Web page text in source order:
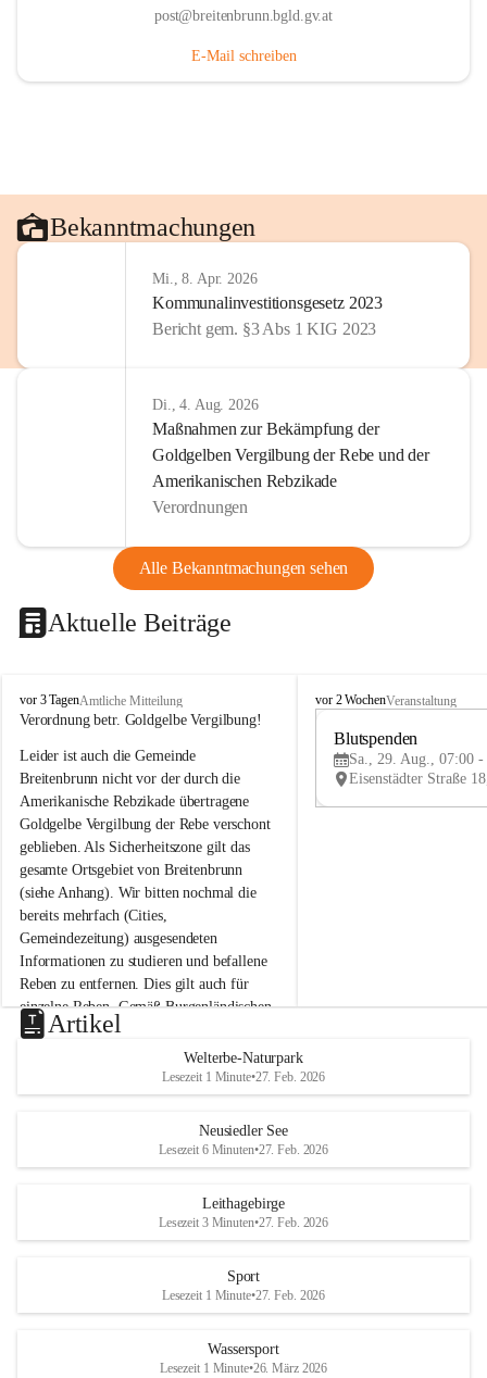
post@breitenbrunn.bgld.gv.at
E-Mail schreiben
Bekanntmachungen
Mi., 8. Apr. 2026
Kommunalinvestitionsgesetz 2023
Bericht gem. §3 Abs 1 KIG 2023
Di., 4. Aug. 2026
Maßnahmen zur Bekämpfung der
Goldgelben Vergilbung der Rebe und der
Amerikanischen Rebzikade
Verordnungen
Alle Bekanntmachungen sehen
Aktuelle Beiträge
B
r
i
t
e
n
b
r
u
n
n
a
m
N
e
u
s
d
S
vor 3 TagenAmtliche Mitteilung
Verordnung betr. Goldgelbe Vergilbung!
Leider ist auch die Gemeinde
Breitenbrunn nicht vor der durch die
Amerikanische Rebzikade übertragene
Goldgelbe Vergilbung der Rebe verschont
geblieben. Als Sicherheitszone gilt das
gesamte Ortsgebiet von Breitenbrunn
(siehe Anhang). Wir bitten nochmal die
bereits mehrfach (Cities,
Gemeindezeitung) ausgesendeten
Informationen zu studieren und befallene
Reben zu entfernen. Dies gilt auch für
einzelne Reben. Gemäß Burgenländischen
Weinbaugesetz sind nicht gepflegte oder
unzulässige Weingärten zu roden! Bitte
helfen wir zusammen um unsere Winzer
vor den prognostizierten Ernteausfällen
und den daraus folgenden wirtschaftlichen
Maßnahmen zur Bekämpfung
Rebe und der Amerikanischen
Anhang VBl. EU Nr. 18
B
e
u
e
d
r
S
vor 2 WochenVeranstaltung
Blutspenden
Sa., 29. Aug., 07:00 -
Artikel
Welterbe-Naturpark
Lesezeit 1 Minute•27. Feb. 2026
Neusiedler See
Lesezeit 6 Minuten•27. Feb. 2026
Leithagebirge
Lesezeit 3 Minuten•27. Feb. 2026
Sport
Lesezeit 1 Minute•27. Feb. 2026
Wassersport
Lesezeit 1 Minute•26. März 2026